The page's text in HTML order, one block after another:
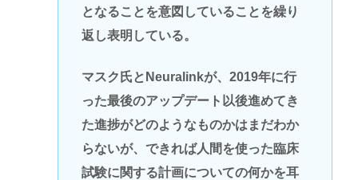
となることを意図していることを繰り
返し表明している。
マスク氏とNeuralinkが、2019年に行
った最後のアップデート以後進めてき
た進捗がどのようなものかはまだわか
らないが、できれば人間を使った臨床
試験に関する計画についての何かを耳